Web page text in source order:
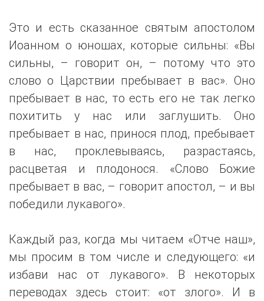
Это и есть сказанное святым апостолом
Иоанном о юношах, которые сильны: «Вы
сильны, – говорит он, – потому что это
слово о Царствии пребывает в вас». Оно
пребывает в нас, то есть его не так легко
похитить у нас или заглушить. Оно
пребывает в нас, принося плод, пребывает
в нас, проклевываясь, разрастаясь,
расцветая и плодонося. «Слово Божие
пребывает в вас, – говорит апостол, – и вы
победили лукавого».
Каждый раз, когда мы читаем «Отче наш»,
мы просим в том числе и следующего: «и
избави нас от лукавого». В некоторых
переводах здесь стоит: «от злого». И в